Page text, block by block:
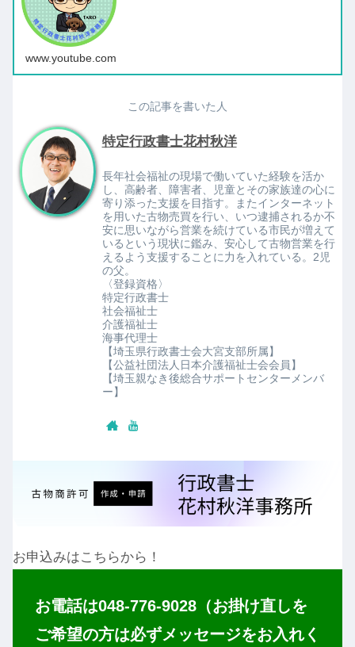
www.youtube.com
この記事を書いた人
特定行政書士花村秋洋
長年社会福祉の現場で働いていた経験を活か
し、高齢者、障害者、児童とその家族達の心に
寄り添った支援を目指す。またインターネット
を用いた古物売買を行い、いつ逮捕されるか不
安に思いながら営業を続けている市民が増えて
いるという現状に鑑み、安心して古物営業を行
えるよう支援することに力を入れている。2児
の父。
〈登録資格〉
特定行政書士
社会福祉士
介護福祉士
海事代理士
【埼玉県行政書士会大宮支部所属】
【公益社団法人日本介護福祉士会会員】
【埼玉親なき後総合サポートセンターメンバ
ー】
お申込みはこちらから！
お電話は048-776-9028（お掛け直しを
ご希望の方は必ずメッセージをお入れく